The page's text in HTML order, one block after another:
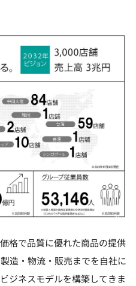
格で品質に優れた商品の提供
造・物流・販売までを自社に
ジネスモデルを構築してきま